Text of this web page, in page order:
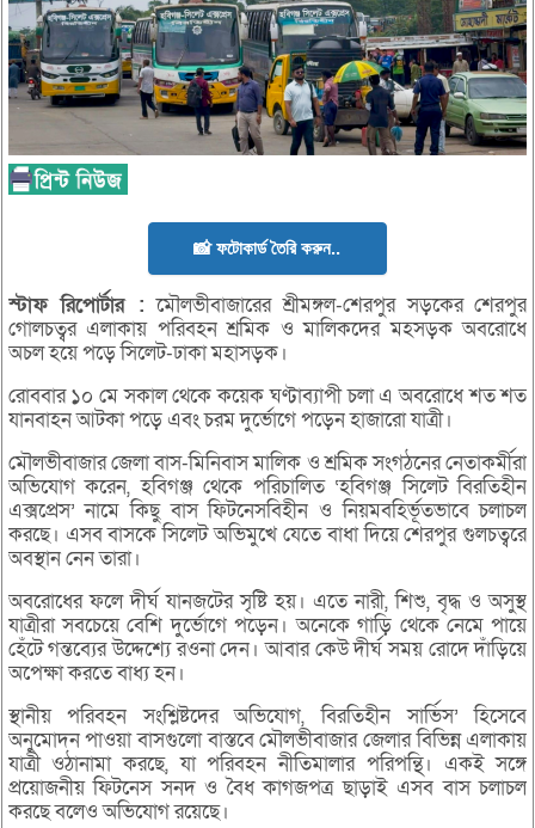
📸 ফটোকার্ড তৈরি করুন..
স্টাফরিপোর্টার : ‎মৌলভীবাজারের শ্রীমঙ্গল-শেরপুর সড়কের শেরপুর
গোলচত্বর এলাকায় পরিবহন শ্রমিক ও মালিকদের মহসড়ক অবরোধে
অচল হয়ে পড়ে সিলেট-ঢাকা মহাসড়ক।
রোববার ১০ মে সকাল থেকে কয়েক ঘণ্টাব্যাপী চলা এ অবরোধে শত শত
যানবাহন আটকা পড়ে এবং চরম দুর্ভোগে পড়েন হাজারো যাত্রী।
মৌলভীবাজার জেলা বাস-মিনিবাস মালিক ও শ্রমিক সংগঠনের নেতাকর্মীরা
অভিযোগ করেন, হবিগঞ্জ থেকে পরিচালিত ‘হবিগঞ্জ সিলেট বিরতিহীন
এক্সপ্রেস’ নামে কিছু বাস ফিটনেসবিহীন ও নিয়মবহির্ভূতভাবে চলাচল
করছে। এসব বাসকে সিলেট অভিমুখে যেতে বাধা দিয়ে শেরপুর গুলচত্বরে
অবস্থান নেন তারা।
অবরোধের ফলে দীর্ঘ যানজটের সৃষ্টি হয়। এতে নারী, শিশু, বৃদ্ধ ও অসুস্থ
যাত্রীরা সবচেয়ে বেশি দুর্ভোগে পড়েন। অনেকে গাড়ি থেকে নেমে পায়ে
হেঁটে গন্তব্যের উদ্দেশ্যে রওনা দেন। আবার কেউ দীর্ঘ সময় রোদে দাঁড়িয়ে
অপেক্ষা করতে বাধ্য হন।
স্থানীয় পরিবহন সংশ্লিষ্টদের অভিযোগ, বিরতিহীন সার্ভিস’ হিসেবে
অনুমোদন পাওয়া বাসগুলো বাস্তবে মৌলভীবাজার জেলার বিভিন্ন এলাকায়
যাত্রী ওঠানামা করছে, যা পরিবহন নীতিমালার পরিপন্থি। একই সঙ্গে
প্রয়োজনীয় ফিটনেস সনদ ও বৈধ কাগজপত্র ছাড়াই এসব বাস চলাচল
করছে বলেও অভিযোগ রয়েছে।